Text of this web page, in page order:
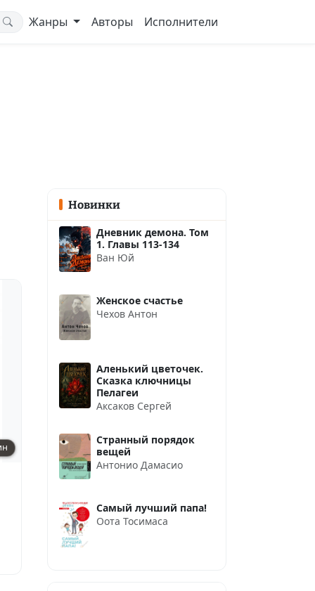
Жанры Авторы Исполнители
Новинки
Дневник демона. Том
1. Главы 113-134
Ван Юй
Женское счастье
Чехов Антон
Аленький цветочек.
Сказка ключницы
Пелагеи
Аксаков Сергей
Странный порядок
вещей
Антонио Дамасио
Самый лучший папа!
Оота Тосимаса